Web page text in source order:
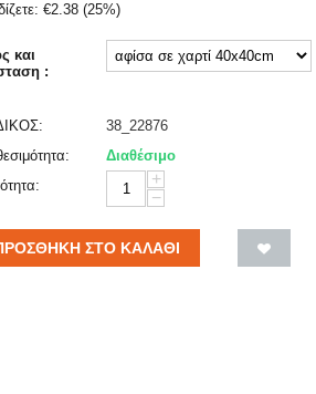
€2.38 (25%)
και
:
38_22876
Διαθέσιμο
+
−
ΣΤΟ ΚΑΛΆΘΙ